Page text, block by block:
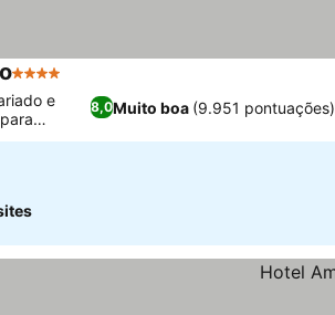
4 Estrelas
8,0Muito boa (9.951 pontuações)
e